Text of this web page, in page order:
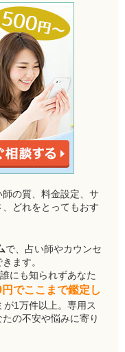
の質、料金設定、サ
どれをとってもおす
で、占い師やカウンセ
ます。
にも知られずあなた
でここまで鑑定し
が1万件以上。専用ス
の不安や悩みに寄り